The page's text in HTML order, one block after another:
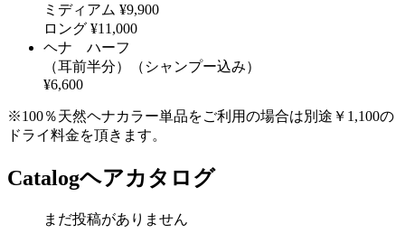
ミディアム ¥9,900
ロング ¥11,000
ヘナ ハーフ
（耳前半分）（シャンプー込み）
¥6,600
※100％天然ヘナカラー単品をご利用の場合は別途￥1,100の
ドライ料金を頂きます。
Catalogヘアカタログ
まだ投稿がありません